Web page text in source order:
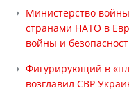
Министерство
странами НАТО в
войны и
Фигурирующий в
возглавил СВР